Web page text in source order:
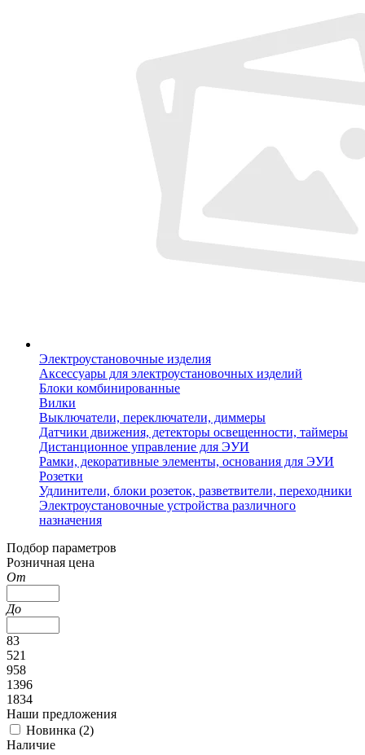
Электроустановочные изделия
Аксессуары для электроустановочных изделий
Блоки комбинированные
Вилки
Выключатели, переключатели, диммеры
Датчики движения, детекторы освещенности, таймеры
Дистанционное управление для ЭУИ
Рамки, декоративные элементы, основания для ЭУИ
Розетки
Удлинители, блоки розеток, разветвители, переходники
Электроустановочные устройства различного
назначения
Подбор параметров
Розничная цена
От
До
83
521
958
1396
1834
Наши предложения
Новинка (2)
Наличие